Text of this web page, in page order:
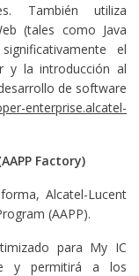
También utiliza
(tales como Java
el
y la introducción al
de software
enterprise.alcatel-
Factory)
Alcatel-Lucent
(AAPP).
para My IC
y permitirá a los